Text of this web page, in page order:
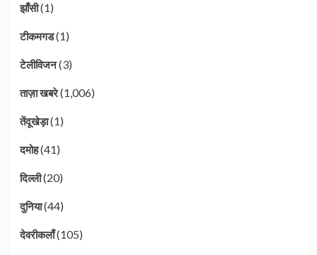
झाँसी(1)
टीकमगड(1)
टेलीविजन(3)
ताज़ा खबरे(1,006)
तेंदूखेड़ा(1)
दमोह(41)
दिल्ली(20)
दुनिया(44)
देवरीकलाँ(105)